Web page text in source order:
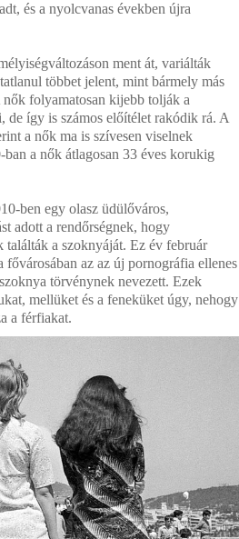
és a nyolcvanas években újra
ment át, variálták
többet jelent, mint bármely más
folyamatosan kijebb tolják a
így is számos előítélet rakódik rá. A
a nők ma is szívesen viselnek
a nők átlagosan 33 éves korukig
ben egy olasz üdülőváros,
adott a rendőrségnek, hogy
találták a szoknyáját. Ez év február
az az új pornográfia ellenes
törvénynek nevezett. Ezek
mellüket és a feneküket úgy, nehogy
a férfiakat.